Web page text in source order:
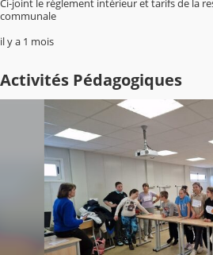
Ci-joint le règlement intérieur et tarifs de la
communale
il y a 1 mois
Activités Pédagogiques